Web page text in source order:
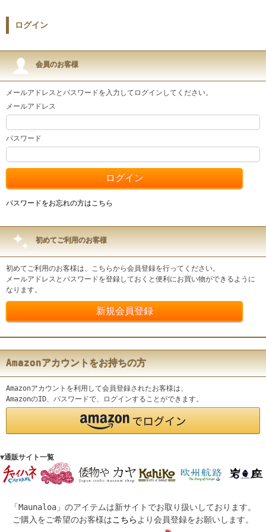
ログイン
会員のお客様
メールアドレスとパスワードを入力してログインしてください。
メールアドレス
パスワード
パスワードをお忘れの方はこちら
初めてご利用のお客様
初めてご利用のお客様は、こちらから会員登録を行ってください。
メールアドレスとパスワードを登録しておくと便利にお買い物ができるように
なります。
Amazonアカウントをお持ちの方
Amazonアカウントを利用して会員登録されたお客様は、
AmazonのID、パスワードで、ログインすることができます。
▼通販サイト一覧
「Maunaloa」のアイテムは新サイトでお取り扱いしております。
ご購入をご希望のお客様はこちら より会員登録をお願いします。